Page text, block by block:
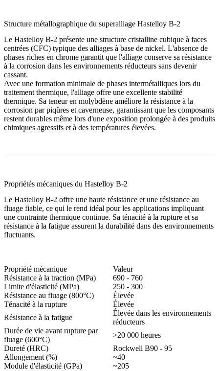
Structure métallographique du superalliage Hastelloy B-2
Le Hastelloy B-2 présente une structure cristalline cubique à faces
centrées (CFC) typique des alliages à base de nickel. L'absence de
phases riches en chrome garantit que l'alliage conserve sa résistance
à la corrosion dans les environnements réducteurs sans devenir
cassant.
Avec une formation minimale de phases intermétalliques lors du
traitement thermique, l'alliage offre une excellente stabilité
thermique. Sa teneur en molybdène améliore la résistance à la
corrosion par piqûres et caverneuse, garantissant que les composants
restent durables même lors d'une exposition prolongée à des produits
chimiques agressifs et à des températures élevées.
Propriétés mécaniques du Hastelloy B-2
Le Hastelloy B-2 offre une haute résistance et une résistance au
fluage fiable, ce qui le rend idéal pour les applications impliquant
une contrainte thermique continue. Sa ténacité à la rupture et sa
résistance à la fatigue assurent la durabilité dans des environnements
fluctuants.
Propriété mécanique
Valeur
Résistance à la traction (MPa)
690 - 760
Limite d'élasticité (MPa)
250 - 300
Résistance au fluage (800°C)
Élevée
Ténacité à la rupture
Élevée
Résistance à la fatigue
Élevée dans les environnements
réducteurs
Durée de vie avant rupture par
fluage (600°C)
>20 000 heures
Dureté (HRC)
Rockwell B90 - 95
Allongement (%)
~40
Module d'élasticité (GPa)
~205